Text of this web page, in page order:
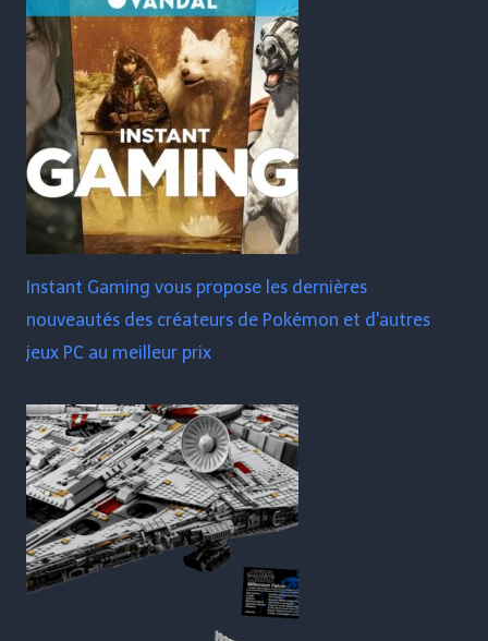
Instant Gaming vous propose les dernières
nouveautés des créateurs de Pokémon et d'autres
jeux PC au meilleur prix